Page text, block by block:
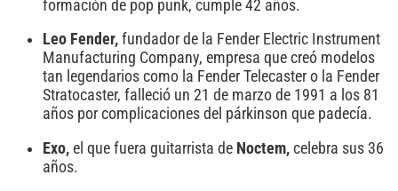
formación de pop punk, cumple 42 años.
Leo Fender, fundador de la Fender Electric Instrument
Manufacturing Company, empresa que creó modelos
tan legendarios como la Fender Telecaster o la Fender
Stratocaster, falleció un 21 de marzo de 1991 a los 81
años por complicaciones del párkinson que padecía.
Exo, el que fuera guitarrista de Noctem, celebra sus 36
años.